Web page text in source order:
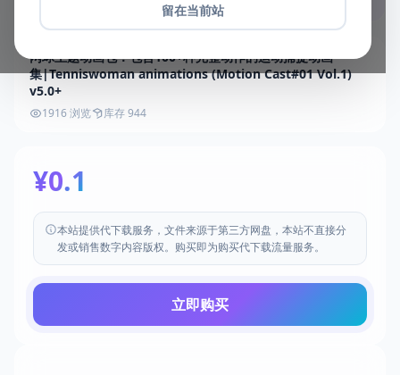
留在当前站
网球主题动画包：包含100+种完整动作的运动捕捉动画
集|Tenniswoman animations (Motion Cast#01 Vol.1)
v5.0+
1916 浏览 库存 944
¥0.1
本站提供代下载服务，文件来源于第三方网盘，本站不直接分
发或销售数字内容版权。购买即为购买代下载流量服务。
立即购买